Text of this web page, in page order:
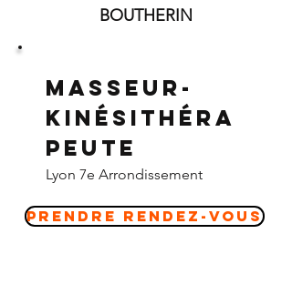
BOUTHERIN
Masseur-
Kinésithéra
peute
Lyon 7e Arrondissement
Prendre Rendez-vous